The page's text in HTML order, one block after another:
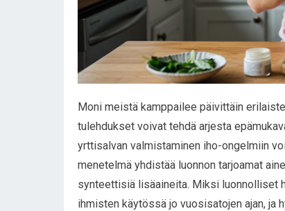
Moni meistä kamppailee päivittäin
tulehdukset voivat tehdä arjesta
yrttisalvan valmistaminen iho-ongelmiin
menetelmä yhdistää luonnon tarjoamat
synteettisiä lisäaineita. Miksi luonnolliset
ihmisten käytössä jo vuosisatojen ajan, ja